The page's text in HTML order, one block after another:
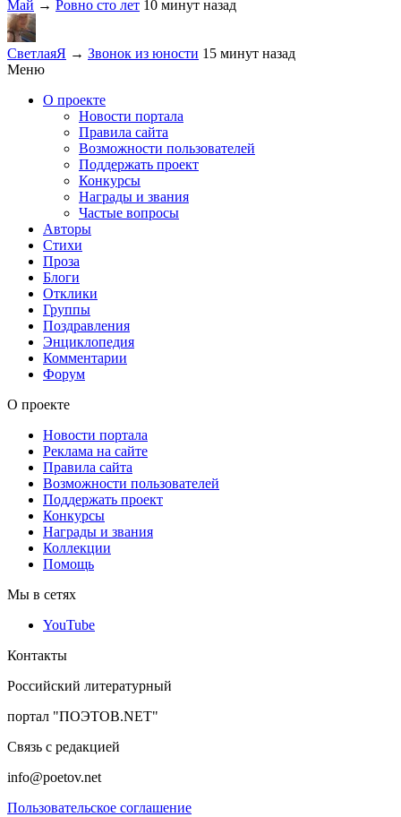
Май → Ровно сто лет 10 минут назад
СветлаяЯ → Звонок из юности 15 минут назад
Меню
О проекте
Новости портала
Правила сайта
Возможности пользователей
Поддержать проект
Конкурсы
Награды и звания
Частые вопросы
Авторы
Стихи
Проза
Блоги
Отклики
Группы
Поздравления
Энциклопедия
Комментарии
Форум
О проекте
Новости портала
Реклама на сайте
Правила сайта
Возможности пользователей
Поддержать проект
Конкурсы
Награды и звания
Коллекции
Помощь
Мы в сетях
YouTube
Контакты
Российский литературный
портал "ПОЭТОВ.NET"
Связь с редакцией
info@poetov.net
Пользовательское соглашение